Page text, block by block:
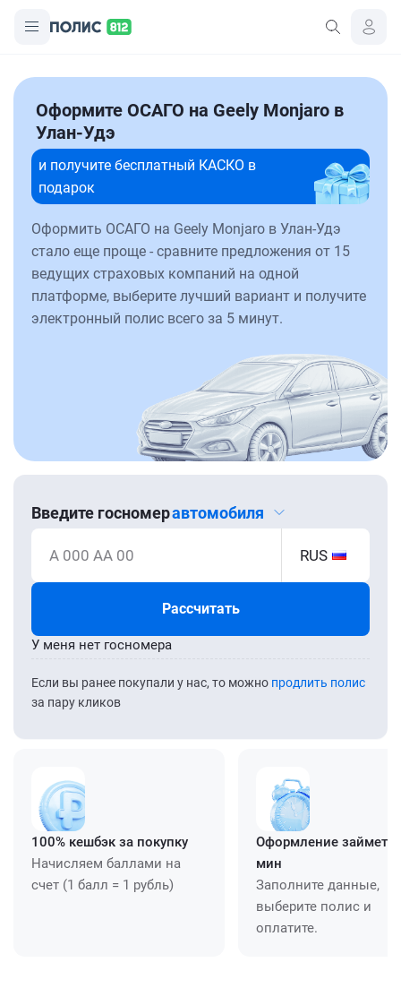
Оформите ОСАГО на Geely Monjaro в
Улан-Удэ
и получите бесплатный КАСКО в
подарок
Оформить ОСАГО на Geely Monjaro в Улан-Удэ
стало еще проще - сравните предложения от 15
ведущих страховых компаний на одной
платформе, выберите лучший вариант и получите
электронный полис всего за 5 минут.
Введите госномеравтомобиля
А 000 АА 00 RUS
Рассчитать
Если вы ранее покупали у нас, то можно продлить полис
за пару кликов
У меня нет госномера
100% кешбэк за покупку
Начисляем баллами на
счет (1 балл = 1 рубль)
Оформление займет
мин
Заполните данные,
выберите полис и
оплатите.